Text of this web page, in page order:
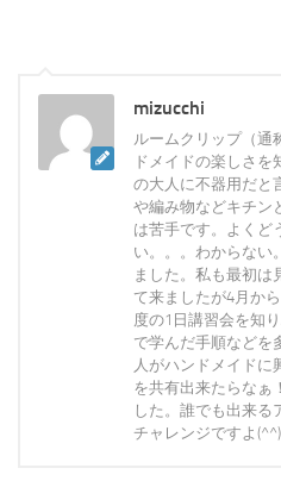
mizucchi
ルームクリップ（通
ドメイドの楽しさを
の大人に不器用だと
や編み物などキチン
は苦手です。よくど
い。。。わからない
ました。私も最初は
て来ましたが4月か
度の1日講習会を知
で学んだ手順などを
人がハンドメイドに
を共有出来たらなぁ
した。誰でも出来る
チャレンジですよ(^^)